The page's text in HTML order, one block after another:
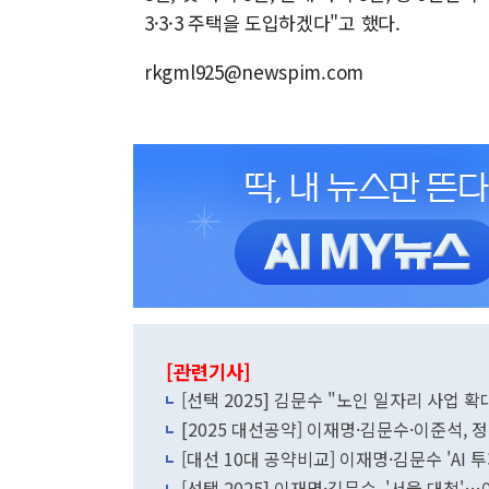
3·3·3 주택을 도입하겠다"고 했다.
rkgml925@newspim.com
[관련기사]
[선택 2025] 김문수 "노인 일자리 사업
[2025 대선공약] 이재명·김문수·이준석,
[대선 10대 공약비교] 이재명·김문수 'AI